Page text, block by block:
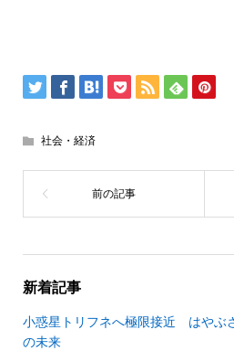
社会・経済
新着記事
小惑星トリフネへ極限接近 はやぶ
の未来